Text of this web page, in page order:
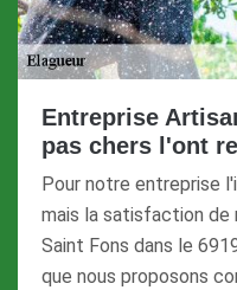
Entreprise
pas chers l'ont
Pour notre entreprise
mais la satisfaction de
Saint Fons dans le
que nous proposons